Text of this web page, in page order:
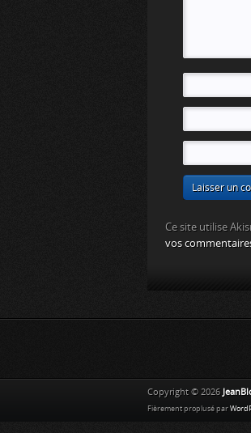
Ce site utilise
vos
Copyright © 2026
Fièrement proplusé par